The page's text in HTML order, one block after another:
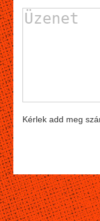
Kérlek add meg